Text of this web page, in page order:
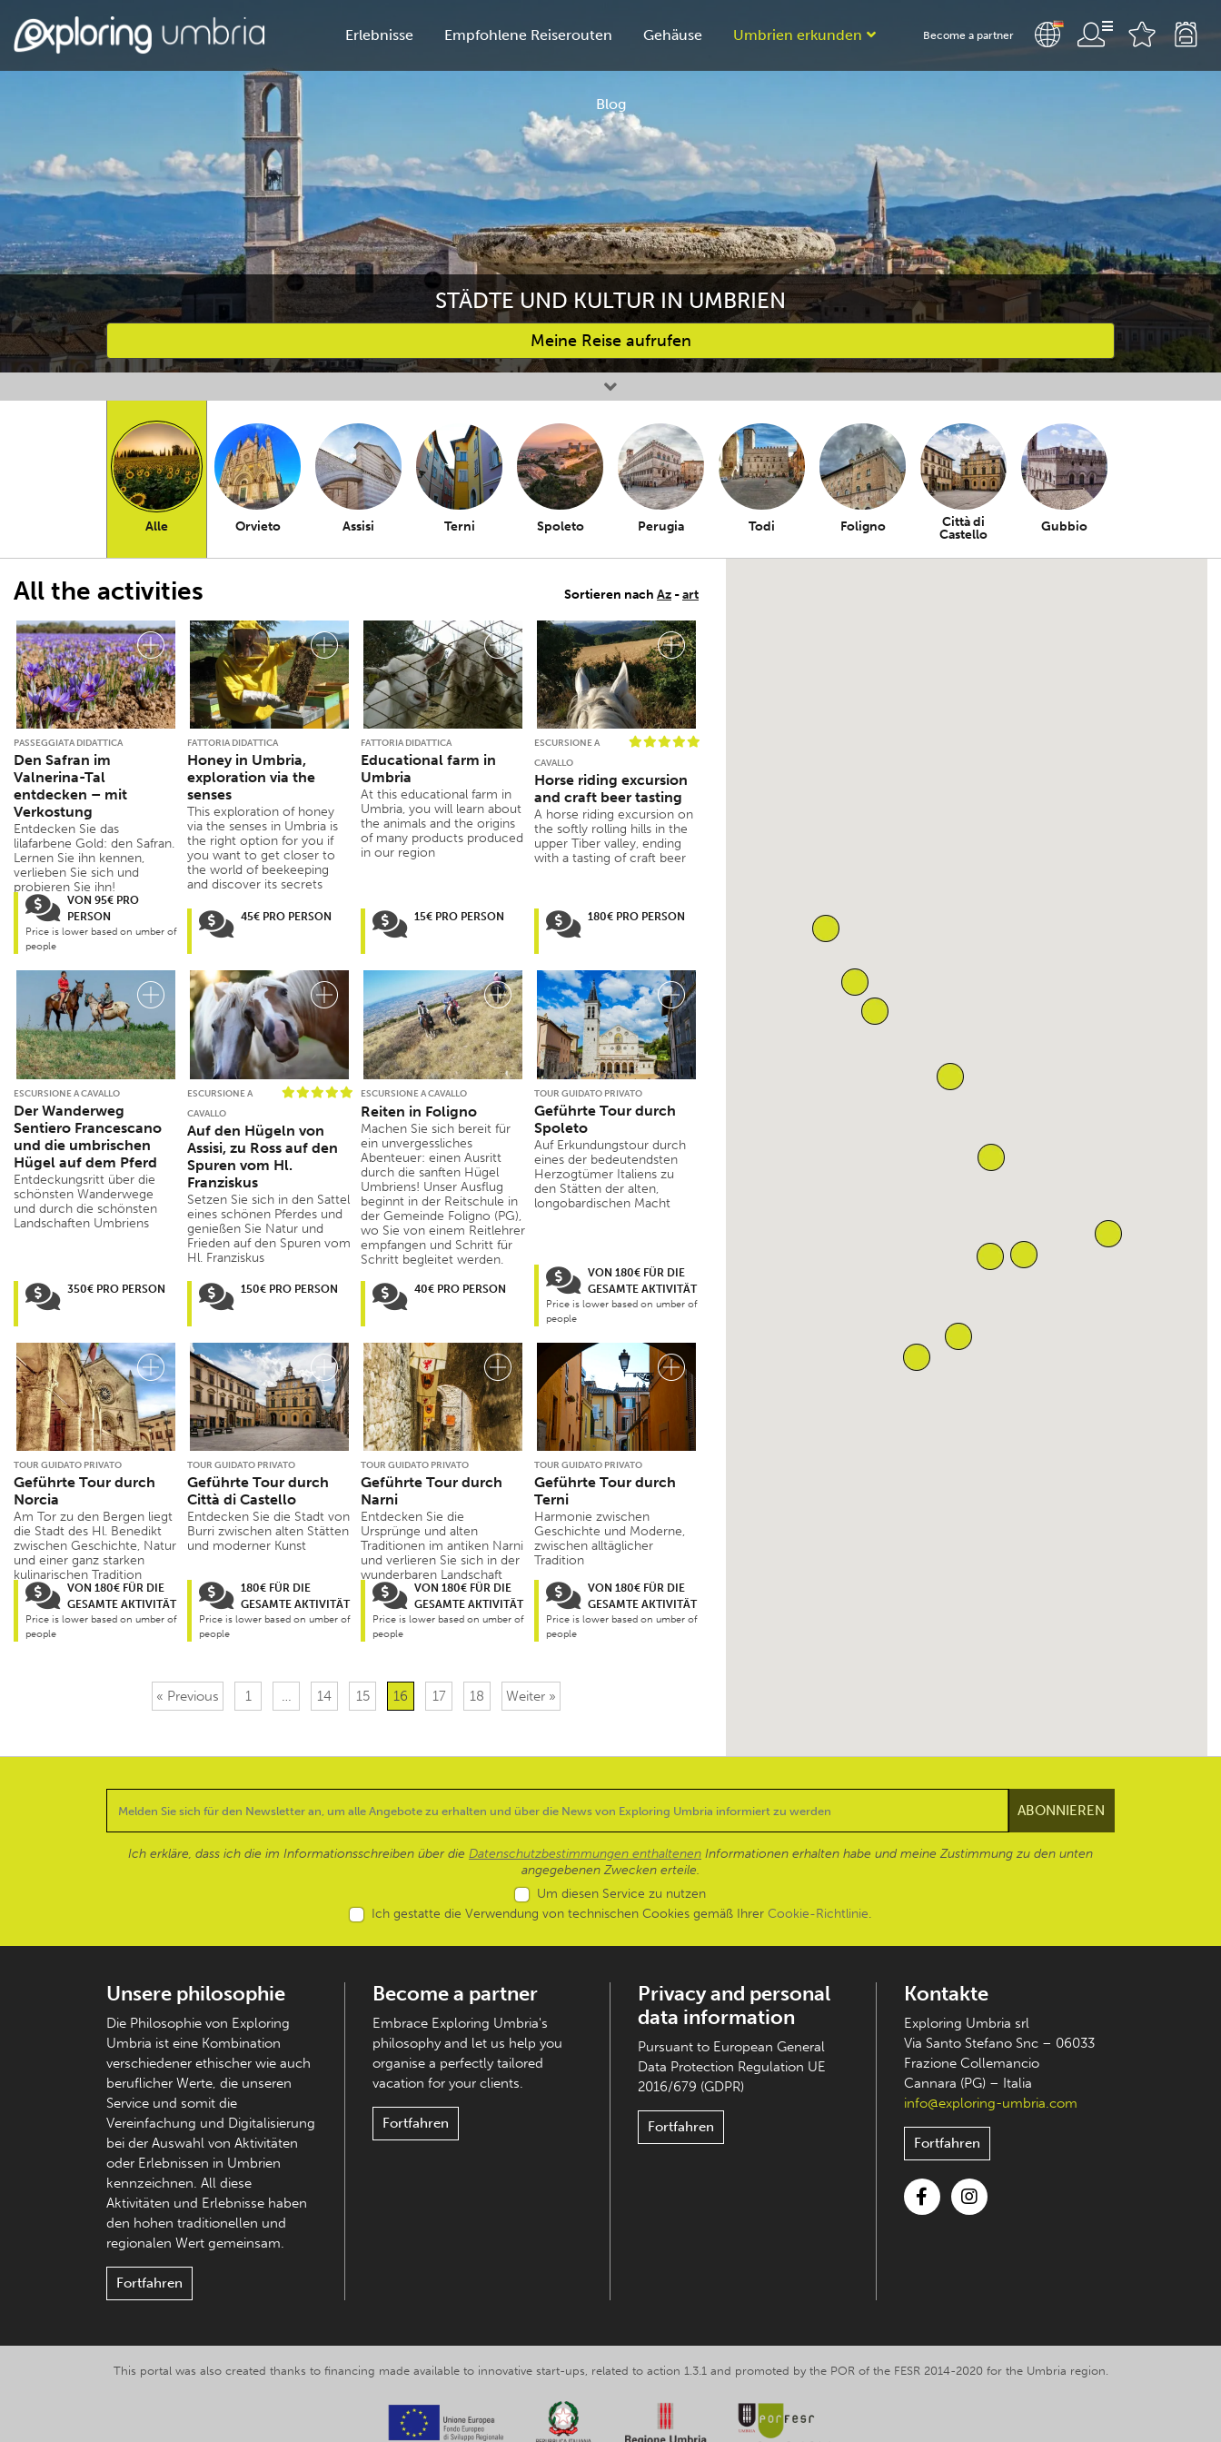
Erlebnisse Empfohlene Reiserouten Gehäuse Umbrien erkunden
Blog
Become a partner
STÄDTE UND KULTUR IN UMBRIEN
Meine Reise aufrufen
Bevorzugte Aktivitäten
Alle Orvieto Assisi Terni Spoleto Perugia Todi Foligno
Città di
Castello
Gubbio
Sortieren nach Az -art
All the activities
PASSEGGIATA DIDATTICA
Den Safran im
Valnerina-Tal
entdecken – mit
Verkostung
Entdecken Sie das
lilafarbene Gold: den Safran.
Lernen Sie ihn kennen,
verlieben Sie sich und
probieren Sie ihn!
VON 95€ PRO
PERSON
Price is lower based on umber of
people
FATTORIA DIDATTICA
Honey in Umbria,
exploration via the
senses
This exploration of honey
via the senses in Umbria is
the right option for you if
you want to get closer to
the world of beekeeping
and discover its secrets
45€ PRO PERSON
FATTORIA DIDATTICA
Educational farm in
Umbria
At this educational farm in
Umbria, you will learn about
the animals and the origins
of many products produced
in our region
15€ PRO PERSON
ESCURSIONE A
CAVALLO
Horse riding excursion
and craft beer tasting
A horse riding excursion on
the softly rolling hills in the
upper Tiber valley, ending
with a tasting of craft beer
180€ PRO PERSON
ESCURSIONE A CAVALLO
Der Wanderweg
Sentiero Francescano
und die umbrischen
Hügel auf dem Pferd
Entdeckungsritt über die
schönsten Wanderwege
und durch die schönsten
Landschaften Umbriens
350€ PRO PERSON
ESCURSIONE A
CAVALLO
Auf den Hügeln von
Assisi, zu Ross auf den
Spuren vom Hl.
Franziskus
Setzen Sie sich in den Sattel
eines schönen Pferdes und
genießen Sie Natur und
Frieden auf den Spuren vom
Hl. Franziskus
150€ PRO PERSON
ESCURSIONE A CAVALLO
Reiten in Foligno
Machen Sie sich bereit für
ein unvergessliches
Abenteuer: einen Ausritt
durch die sanften Hügel
Umbriens! Unser Ausflug
beginnt in der Reitschule in
der Gemeinde Foligno (PG),
wo Sie von einem Reitlehrer
empfangen und Schritt für
Schritt begleitet werden.
40€ PRO PERSON
TOUR GUIDATO PRIVATO
Geführte Tour durch
Spoleto
Auf Erkundungstour durch
eines der bedeutendsten
Herzogtümer Italiens zu
den Stätten der alten,
longobardischen Macht
VON 180€ FÜR DIE
GESAMTE AKTIVITÄT
Price is lower based on umber of
people
TOUR GUIDATO PRIVATO
Geführte Tour durch
Norcia
Am Tor zu den Bergen liegt
die Stadt des Hl. Benedikt
zwischen Geschichte, Natur
und einer ganz starken
kulinarischen Tradition
VON 180€ FÜR DIE
GESAMTE AKTIVITÄT
Price is lower based on umber of
people
TOUR GUIDATO PRIVATO
Geführte Tour durch
Città di Castello
Entdecken Sie die Stadt von
Burri zwischen alten Stätten
und moderner Kunst
180€ FÜR DIE
GESAMTE AKTIVITÄT
Price is lower based on umber of
people
TOUR GUIDATO PRIVATO
Geführte Tour durch
Narni
Entdecken Sie die
Ursprünge und alten
Traditionen im antiken Narni
und verlieren Sie sich in der
wunderbaren Landschaft
VON 180€ FÜR DIE
GESAMTE AKTIVITÄT
Price is lower based on umber of
people
TOUR GUIDATO PRIVATO
Geführte Tour durch
Terni
Harmonie zwischen
Geschichte und Moderne,
zwischen alltäglicher
Tradition
VON 180€ FÜR DIE
GESAMTE AKTIVITÄT
Price is lower based on umber of
people
« Previous 1 … 14 15 16 17 18 Weiter »
Ich erkläre, dass ich die im Informationsschreiben über die Datenschutzbestimmungen enthaltenen Informationen erhalten habe und meine Zustimmung zu den unten
angegebenen Zwecken erteile.
Um diesen Service zu nutzen
Ich gestatte die Verwendung von technischen Cookies gemäß Ihrer Cookie-Richtlinie.
Unsere philosophie
Die Philosophie von Exploring
Umbria ist eine Kombination
verschiedener ethischer wie auch
beruflicher Werte, die unseren
Service und somit die
Vereinfachung und Digitalisierung
bei der Auswahl von Aktivitäten
oder Erlebnissen in Umbrien
kennzeichnen. All diese
Aktivitäten und Erlebnisse haben
den hohen traditionellen und
regionalen Wert gemeinsam.
Fortfahren
Become a partner
Embrace Exploring Umbria's
philosophy and let us help you
organise a perfectly tailored
vacation for your clients.
Fortfahren
Privacy and personal
data information
Pursuant to European General
Data Protection Regulation UE
2016/679 (GDPR)
Fortfahren
Kontakte
Exploring Umbria srl
Via Santo Stefano Snc – 06033
Frazione Collemancio
Cannara (PG) – Italia
info@exploring-umbria.com
Fortfahren
This portal was also created thanks to financing made available to innovative start-ups, related to action 1.3.1 and promoted by the POR of the FESR 2014-2020 for the Umbria region.